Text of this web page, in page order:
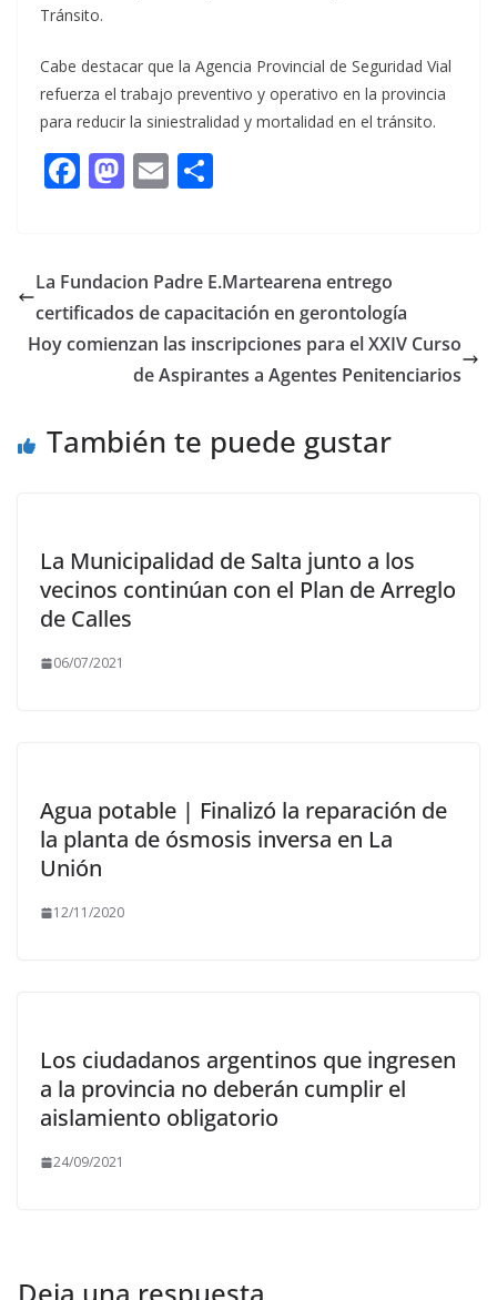
Tránsito.
Cabe destacar que la Agencia Provincial de Seguridad Vial
refuerza el trabajo preventivo y operativo en la provincia
para reducir la siniestralidad y mortalidad en el tránsito.
F
b
o
o
M
d
o
n
E
l p
ar
ti
r
La Fundacion Padre E.Martearena entrego
certificados de capacitación en gerontología
Hoy comienzan las inscripciones para el XXIV Curso
de Aspirantes a Agentes Penitenciarios
También te puede gustar
La Municipalidad de Salta junto a los
vecinos continúan con el Plan de Arreglo
de Calles
06/07/2021
Agua potable | Finalizó la reparación de
la planta de ósmosis inversa en La
Unión
12/11/2020
Los ciudadanos argentinos que ingresen
a la provincia no deberán cumplir el
aislamiento obligatorio
24/09/2021